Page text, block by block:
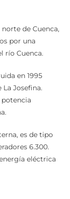
norte de Cuenca,
por una
en 1995
Josefina.
es de tipo
6.300.
eléctrica